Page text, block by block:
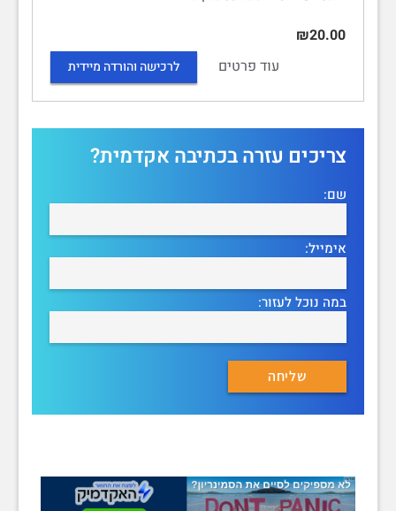
₪20.00
עוד פרטים
לרכישה והורדה מיידית
צריכים עזרה בכתיבה אקדמית?
שם:
אימייל:
במה נוכל לעזור: